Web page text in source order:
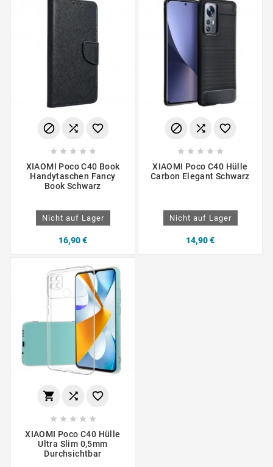
  
    
XIAOMI Poco C40 Book
Handytaschen Fancy
Book Schwarz
Nicht auf Lager
16,90 €
  
    
XIAOMI Poco C40 Hülle
Carbon Elegant Schwarz
Nicht auf Lager
14,90 €
  
    
XIAOMI Poco C40 Hülle
Ultra Slim 0,5mm
Durchsichtbar